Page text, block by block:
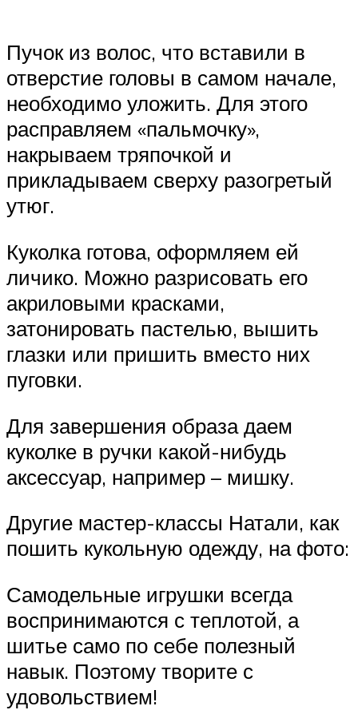
Пучок из волос, что вставили в
отверстие головы в самом начале,
необходимо уложить. Для этого
расправляем «пальмочку»,
накрываем тряпочкой и
прикладываем сверху разогретый
утюг.
Куколка готова, оформляем ей
личико. Можно разрисовать его
акриловыми красками,
затонировать пастелью, вышить
глазки или пришить вместо них
пуговки.
Для завершения образа даем
куколке в ручки какой-нибудь
аксессуар, например – мишку.
Другие мастер-классы Натали, как
пошить кукольную одежду, на фото:
Самодельные игрушки всегда
воспринимаются с теплотой, а
шитье само по себе полезный
навык. Поэтому творите с
удовольствием!